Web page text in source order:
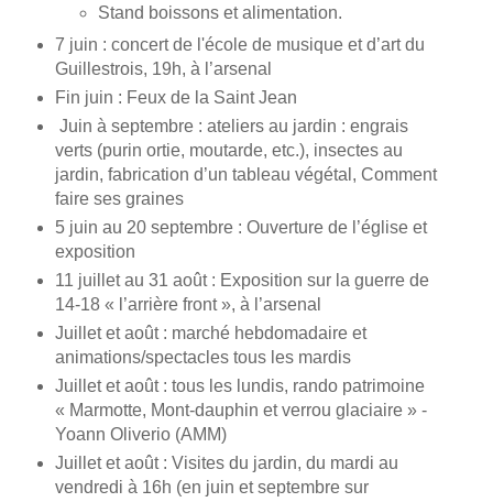
Stand boissons et alimentation.
7 juin : concert de l'école de musique et d’art du
Guillestrois, 19h, à l’arsenal
Fin juin : Feux de la Saint Jean
Juin à septembre : ateliers au jardin : engrais
verts (purin ortie, moutarde, etc.), insectes au
jardin, fabrication d’un tableau végétal, Comment
faire ses graines
5 juin au 20 septembre : Ouverture de l’église et
exposition
11 juillet au 31 août : Exposition sur la guerre de
14-18 « l’arrière front », à l’arsenal
Juillet et août : marché hebdomadaire et
animations/spectacles tous les mardis
Juillet et août : tous les lundis, rando patrimoine
« Marmotte, Mont-dauphin et verrou glaciaire » -
Yoann Oliverio (AMM)
Juillet et août : Visites du jardin, du mardi au
vendredi à 16h (en juin et septembre sur